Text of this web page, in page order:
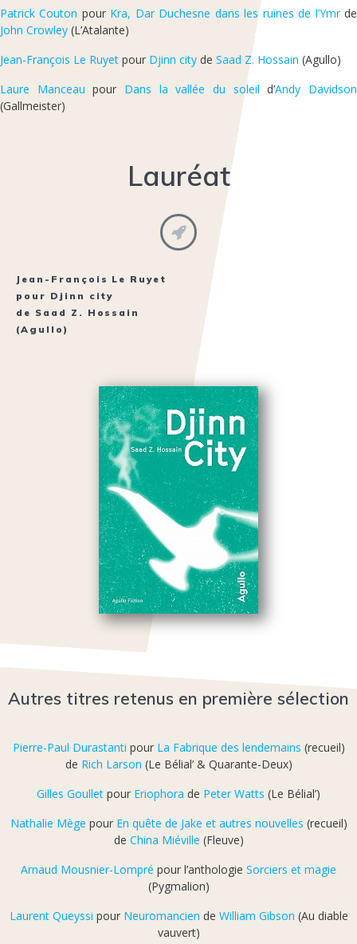
Patrick Couton pour Kra, Dar Duchesne dans les ruines de l’Ymrde
John Crowley (L’Atalante)
Jean-François Le Ruyet pour Djinn city de Saad Z. Hossain (Agullo)
Laure Manceau pour Dans la vallée du soleil d’Andy Davidson
(Gallmeister)
Lauréat
Jean-François Le Ruyet
pour Djinn city
de Saad Z. Hossain
(Agullo)
Autres titres retenus en première sélection
Pierre-Paul Durastanti pour La Fabrique des lendemains (recueil)
de Rich Larson (Le Bélial’ & Quarante-Deux)
Gilles Goullet pour Eriophora de Peter Watts (Le Bélial’)
Nathalie Mège pour En quête de Jake et autres nouvelles (recueil)
de China Miéville (Fleuve)
Arnaud Mousnier-Lompré pour l’anthologie Sorciers et magie
(Pygmalion)
Laurent Queyssi pour Neuromancien de William Gibson (Au diable
vauvert)